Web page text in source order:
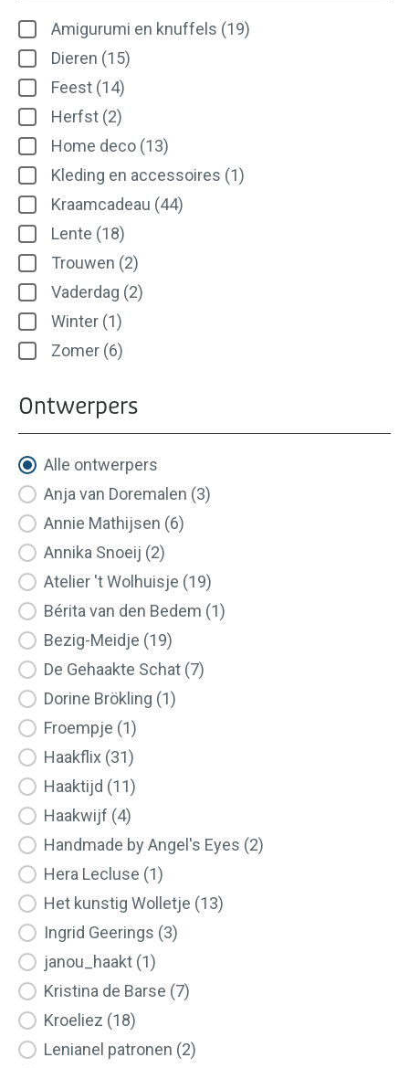
Thema's
Amigurumi en knuffels (19)
Dieren (15)
Feest (14)
Herfst (2)
Home deco (13)
Kleding en accessoires (1)
Kraamcadeau (44)
Lente (18)
Trouwen (2)
Vaderdag (2)
Winter (1)
Zomer (6)
Ontwerpers
Ontwerpers
Alle ontwerpers
Anja van Doremalen (3)
Annie Mathijsen (6)
Annika Snoeij (2)
Atelier 't Wolhuisje (19)
Bérita van den Bedem (1)
Bezig-Meidje (19)
De Gehaakte Schat (7)
Dorine Brökling (1)
Froempje (1)
Haakflix (31)
Haaktijd (11)
Haakwijf (4)
Handmade by Angel's Eyes (2)
Hera Lecluse (1)
Het kunstig Wolletje (13)
Ingrid Geerings (3)
janou_haakt (1)
Kristina de Barse (7)
Kroeliez (18)
Lenianel patronen (2)